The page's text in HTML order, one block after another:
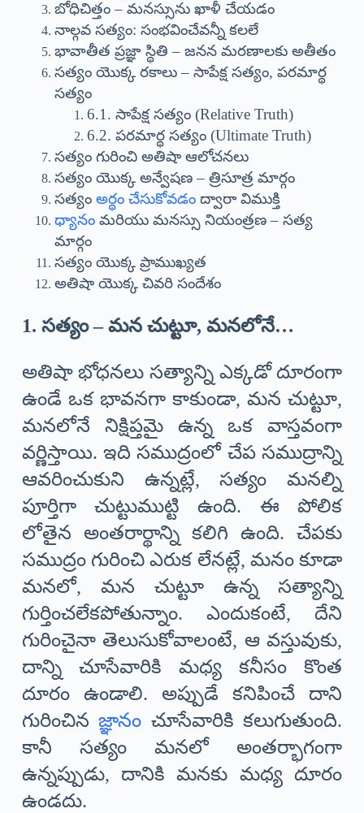
బోధిచిత్తం – మనస్సును ఖాళీ చేయడం
నాల్గవ సత్యం: సంభవించేవన్నీ కలలే
భావాతీత ప్రజ్ఞా స్థితి – జనన మరణాలకు అతీతం
సత్యం యొక్క రకాలు – సాపేక్ష సత్యం, పరమార్థ
సత్యం
6.1. సాపేక్ష సత్యం (Relative Truth)
6.2. పరమార్థ సత్యం (Ultimate Truth)
సత్యం గురించి అతిషా ఆలోచనలు
సత్యం యొక్క అన్వేషణ – త్రిసూత్ర మార్గం
సత్యం అర్థం చేసుకోవడంద్వారా విముక్తి
ధ్యానంమరియు మనస్సు నియంత్రణ – సత్య
మార్గం
సత్యం యొక్క ప్రాముఖ్యత
అతిషా యొక్క చివరి సందేశం
1. సత్యం – మన చుట్టూ, మనలోనే…
అతిషా భోధనలు సత్యాన్ని ఎక్కడో దూరంగా
ఉండే ఒక భావనగా కాకుండా, మన చుట్టూ,
మనలోనే నిక్షిప్తమై ఉన్న ఒక వాస్తవంగా
వర్ణిస్తాయి. ఇది సముద్రంలో చేప సముద్రాన్ని
ఆవరించుకుని ఉన్నట్లే, సత్యం మనల్ని
పూర్తిగా చుట్టుముట్టి ఉంది. ఈ పోలిక
లోతైన అంతరార్థాన్ని కలిగి ఉంది. చేపకు
సముద్రం గురించి ఎరుక లేనట్లే, మనం కూడా
మనలో, మన చుట్టూ ఉన్న సత్యాన్ని
గుర్తించలేకపోతున్నాం. ఎందుకంటే, దేని
గురించైనా తెలుసుకోవాలంటే, ఆ వస్తువుకు,
దాన్ని చూసేవారికి మధ్య కనీసం కొంత
దూరం ఉండాలి. అప్పుడే కనిపించే దాని
గురించిన జ్ఞానం చూసేవారికి కలుగుతుంది.
కానీ సత్యం మనలో అంతర్భాగంగా
ఉన్నప్పుడు, దానికి మనకు మధ్య దూరం
ఉండదు.